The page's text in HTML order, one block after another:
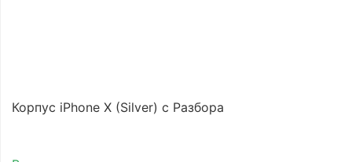
Корпус iPhone X (Silver) с Разбора